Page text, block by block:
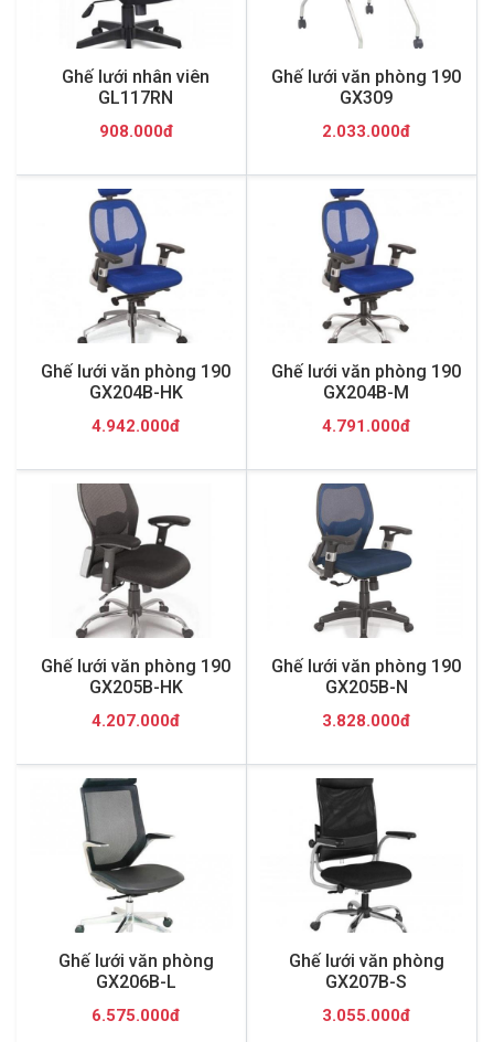
Ghế lưới nhân viên
GL117RN
908.000đ
Ghế lưới văn phòng 190
GX309
2.033.000đ
Ghế lưới văn phòng 190
GX204B-HK
4.942.000đ
Ghế lưới văn phòng 190
GX204B-M
4.791.000đ
Ghế lưới văn phòng 190
GX205B-HK
4.207.000đ
Ghế lưới văn phòng 190
GX205B-N
3.828.000đ
Ghế lưới văn phòng
GX206B-L
6.575.000đ
Ghế lưới văn phòng
GX207B-S
3.055.000đ